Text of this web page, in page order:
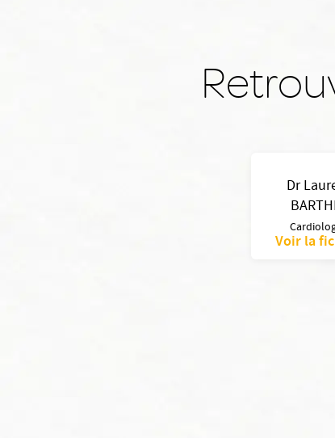
Dr
Voir la